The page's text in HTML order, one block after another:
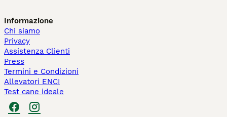
Informazione
Chi siamo
Privacy
Assistenza Clienti
Press
Termini e Condizioni
Allevatori ENCI
Test cane ideale